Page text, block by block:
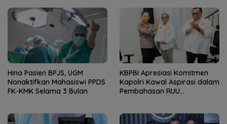
Hina Pasien BPJS, UGM
Nonaktifkan Mahasiswi PPDS
FK-KMK Selama 3 Bulan
KBPBI Apresiasi Komitmen
Kapolri Kawal Aspirasi dalam
Pembahasan RUU